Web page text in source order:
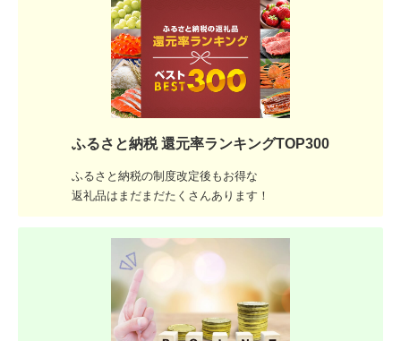
ふるさと納税 還元率ランキングTOP300
ふるさと納税の制度改定後もお得な
返礼品はまだまだたくさんあります！